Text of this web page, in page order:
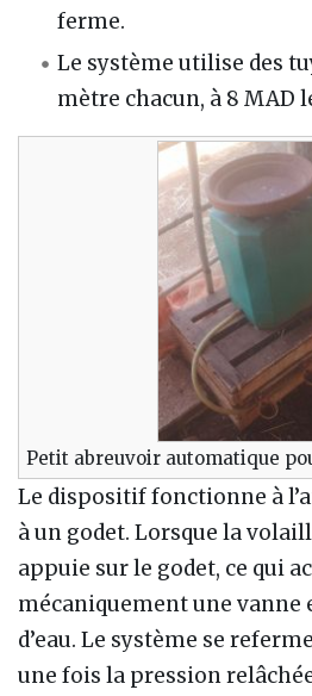
ferme.
Le système utilise des
mètre chacun, à 8 MAD
Petit abreuvoir automatique
Le dispositif fonctionne à
à un godet. Lorsque la
appuie sur le godet, ce qui
mécaniquement une vanne
d’eau. Le système se
une fois la pression